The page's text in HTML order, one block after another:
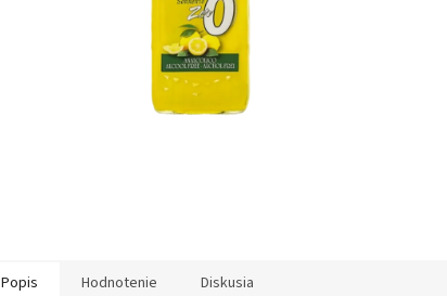
Popis Hodnotenie Diskusia